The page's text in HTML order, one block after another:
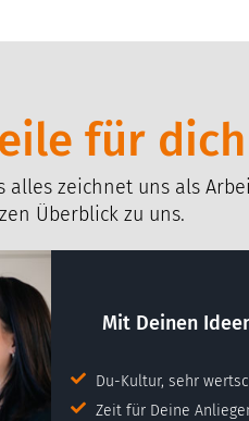
für dich
alles zeichnet uns als
Überblick zu uns.
Mit Deinen
Du-Kultur, sehr
Zeit für Deine